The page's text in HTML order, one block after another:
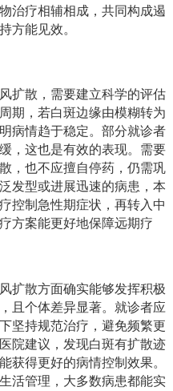
治疗相辅相成，共同构成遏
方能见效。
扩散，需要建立科学的评估
期，若白斑边缘由模糊转为
病情趋于稳定。部分就诊者
，这也是有效的表现。需要
，也不应擅自停药，仍需巩
发型或进展迅速的病患，本
控制急性期症状，再转入中
方案能更好地保障远期疗
扩散方面确实能够发挥积极
且个体差异显著。就诊者应
坚持规范治疗，避免频繁更
院建议，发现白斑有扩散迹
获得更好的病情控制效果。
活管理，大多数病患都能实